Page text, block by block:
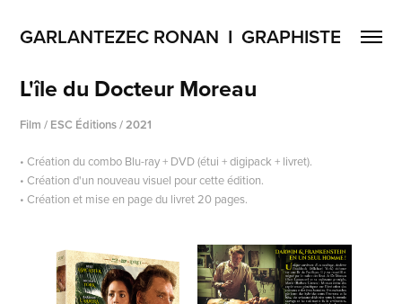
GARLANTEZEC RONAN  I  GRAPHISTE
L'île du Docteur Moreau
Film / ESC Éditions / 2021
• Création du combo Blu-ray + DVD (étui + digipack + livret).
• Création d'un nouveau visuel pour cette édition.
• Création et mise en page du livret 20 pages.